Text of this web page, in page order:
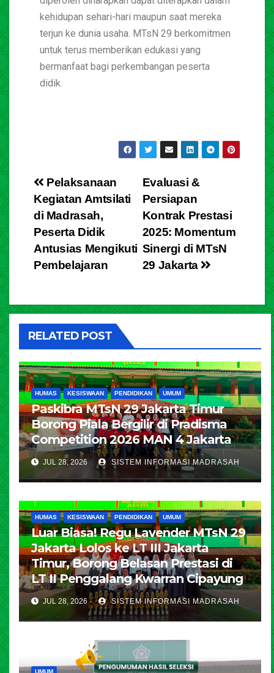
kehidupan sehari-hari maupun saat mereka
terjun ke dunia usaha. MTsN 29 berkomitmen
untuk terus memberikan edukasi yang
bermanfaat bagi perkembangan peserta
didik.
Evaluasi &
Persiapan
Kontrak Prestasi
2025: Momentum
Sinergi di MTsN
29 Jakarta
Pelaksanaan
Kegiatan Amtsilati
di Madrasah,
Peserta Didik
Antusias Mengikuti
Pembelajaran
RELATED POST
HUMAS KESISWAAN PENDIDIKAN UMUM
Paskibra MTsN 29 Jakarta Timur
Borong Piala Bergilir di Pradisma
Competition 2026 MAN 4 Jakarta
JUL 28, 2026 SISTEM INFORMASI MADRASAH
HUMAS KESISWAAN PENDIDIKAN UMUM
Luar Biasa! Regu Lavender MTsN 29
Jakarta Lolos ke LT III Jakarta
Timur, Borong Belasan Prestasi di
LT II Penggalang Kwarran Cipayung
JUL 28, 2026 SISTEM INFORMASI MADRASAH